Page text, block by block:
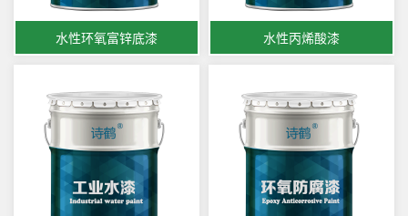
水性环氧富锌底漆 水性丙烯酸漆